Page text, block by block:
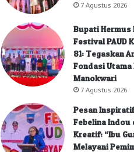
7 Agustus 2026
Bupati Hermus
Festival PAUD
81: Tegaskan
Fondasi Utama
Manokwari
7 Agustus 2026
Pesan Inspiratif
Febelina Indou
Kreatif: “Ibu
Melayani